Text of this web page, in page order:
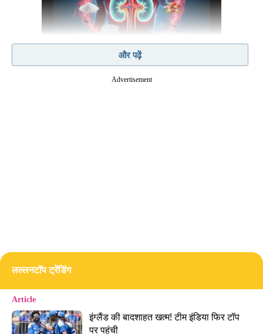
किडनी रोग से पीड़ित लोगों को खतरा ज्यादा (फोटो- आज तक)
स्किन पर भी पड़ रहा असर
और पढ़ें
Advertisement
लल्लनटॉप ट्रेंडिंग
Article
इंग्लैंड की बादशाहत खत्म! टीम इंडिया फिर टॉप
पर पहुंची